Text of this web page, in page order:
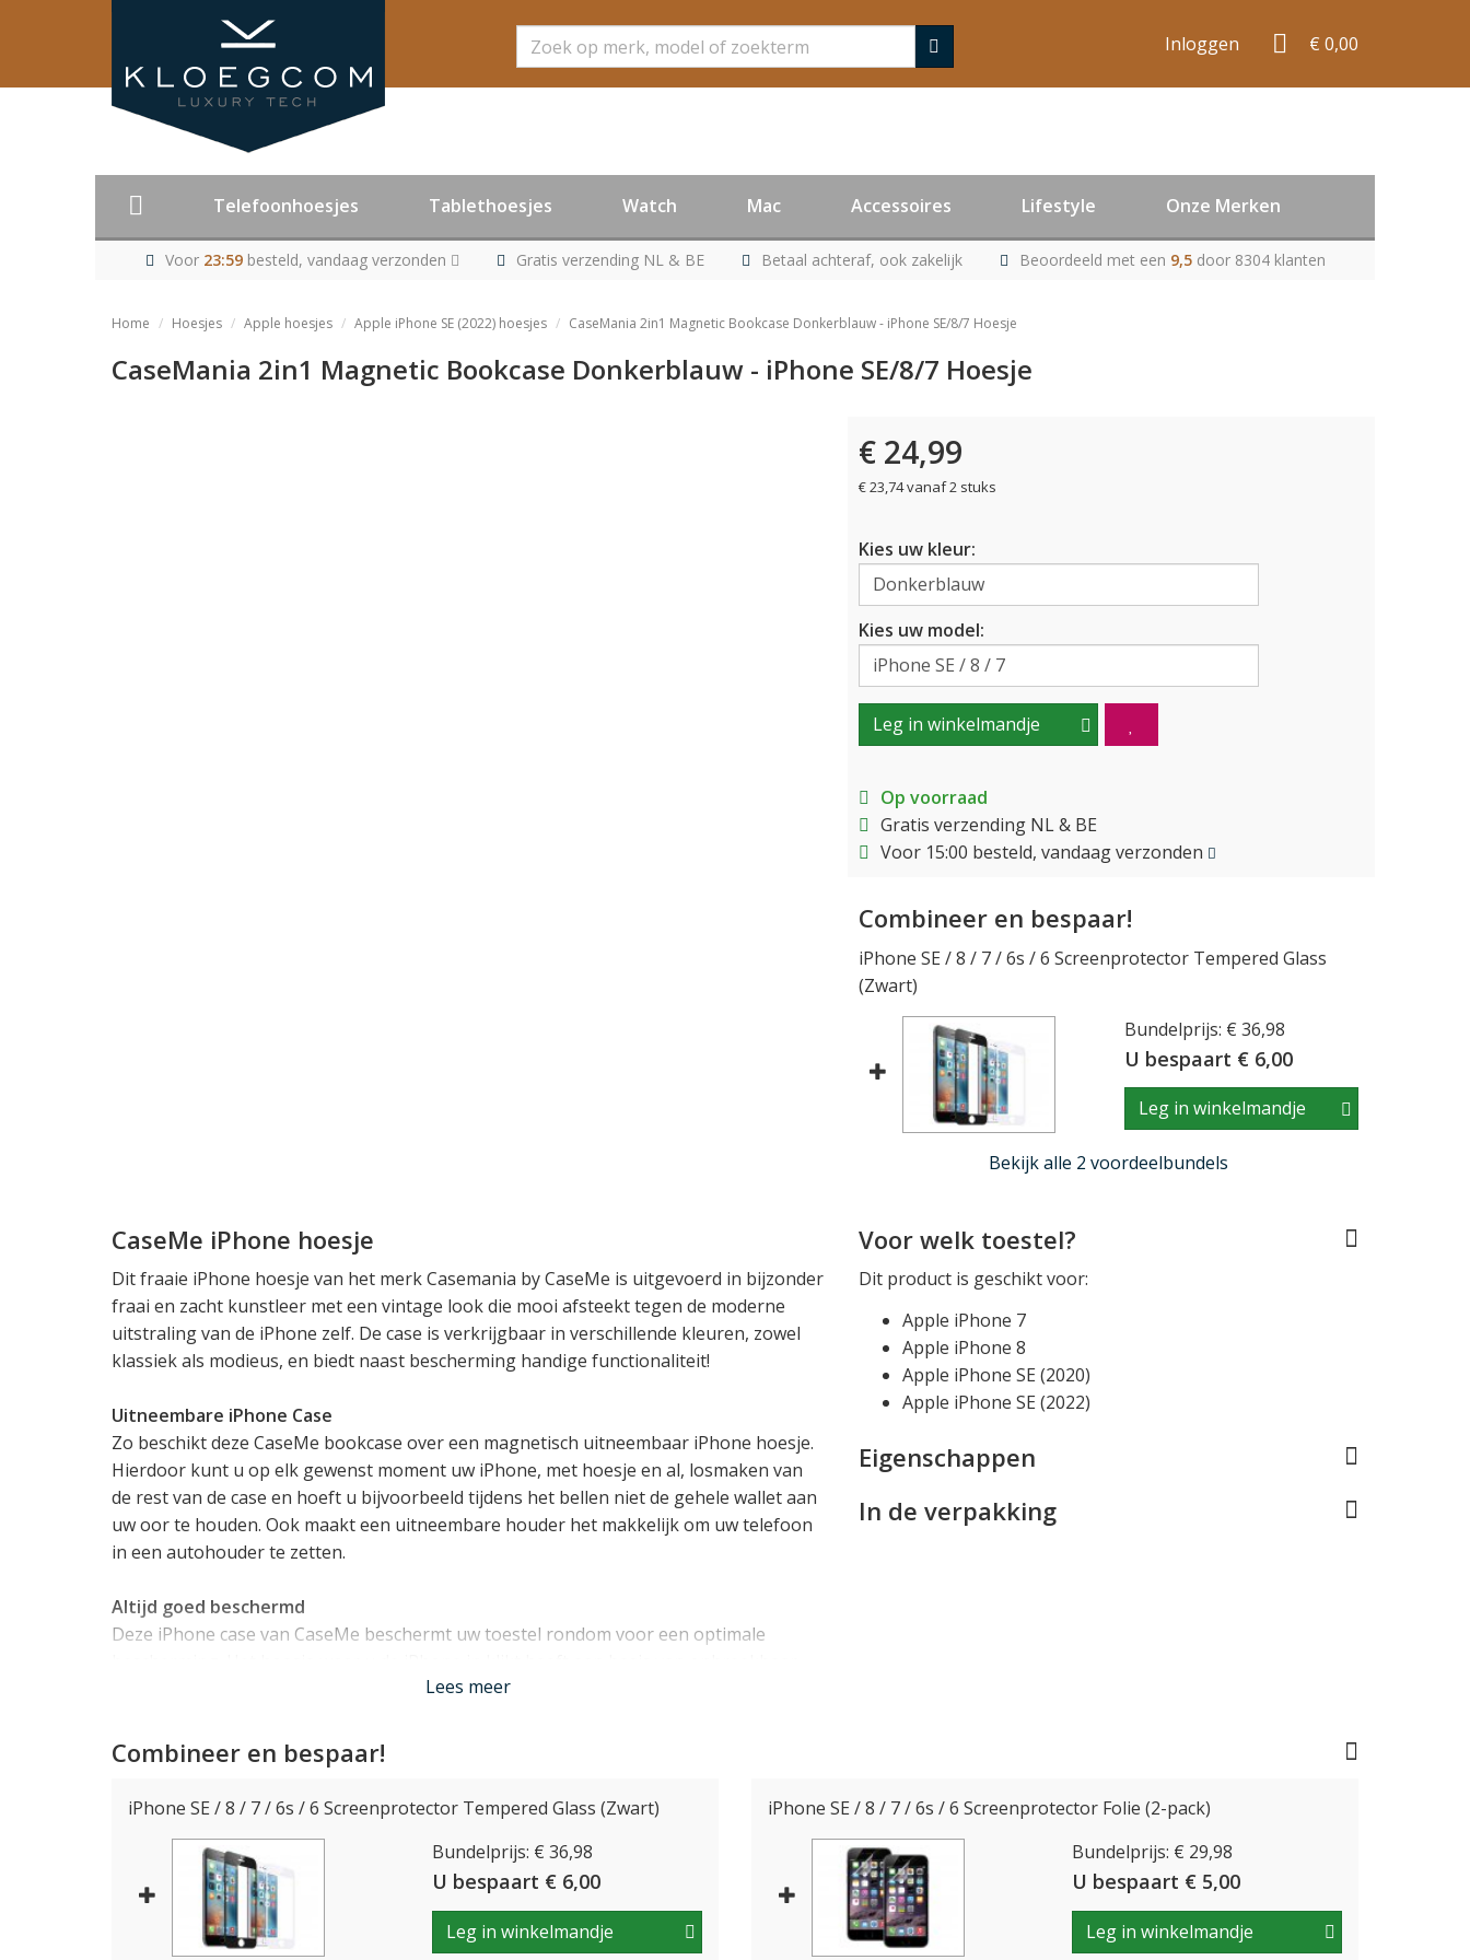
Zoeken Inloggen € 0,00
Telefoonhoesjes Tablethoesjes Watch Mac Accessoires Lifestyle Onze Merken
Voor 23:59besteld, vandaag verzonden Gratis verzending NL & BE Betaal achteraf, ook zakelijk Beoordeeld met een 9,5 door 8304 klanten
Home Hoesjes Apple hoesjes Apple iPhone SE (2022) hoesjes CaseMania 2in1 Magnetic Bookcase Donkerblauw - iPhone SE/8/7 Hoesje
CaseMania 2in1 Magnetic Bookcase Donkerblauw - iPhone SE/8/7 Hoesje
€ 24,99
€ 23,74 vanaf 2 stuks
Kies uw kleur:
Kies uw model:
Leg in winkelmandje
Op voorraad
Gratis verzending NL & BE
Voor 15:00 besteld, vandaag verzonden
Combineer en bespaar!
iPhone SE / 8 / 7 / 6s / 6 Screenprotector Tempered Glass
(Zwart)
Bundelprijs: € 36,98
U bespaart € 6,00
Leg in winkelmandje
Bekijk alle 2 voordeelbundels
CaseMe iPhone hoesje
Dit fraaie iPhone hoesje van het merk Casemania by CaseMe is uitgevoerd in bijzonder
fraai en zacht kunstleer met een vintage look die mooi afsteekt tegen de moderne
uitstraling van de iPhone zelf. De case is verkrijgbaar in verschillende kleuren, zowel
klassiek als modieus, en biedt naast bescherming handige functionaliteit!
Uitneembare iPhone Case
Zo beschikt deze CaseMe bookcase over een magnetisch uitneembaar iPhone hoesje.
Hierdoor kunt u op elk gewenst moment uw iPhone, met hoesje en al, losmaken van
de rest van de case en hoeft u bijvoorbeeld tijdens het bellen niet de gehele wallet aan
uw oor te houden. Ook maakt een uitneembare houder het makkelijk om uw telefoon
in een autohouder te zetten.
Altijd goed beschermd
Deze iPhone case van CaseMe beschermt uw toestel rondom voor een optimale
schokabsorberend TPU materiaal. Dit materiaal bedekt alle randen en hoeken, en
de omslag haalt is deze dus goed beschermd!
Precies op maat gemaakt
Dit CaseMe hoesje is speciaal ontworpen voor de iPhone SE (2020 en 2022), iPhone 8
en iPhone 7. De pasvorm voor deze toestellen is dan ook perfect! De case houdt hierbij
rekening met alle knopjes, aansluitingen en de camera's zodat uw iPhone normaal te
gebruiken blijft. De case biedt verder plek aan 3 pasjes en bevat een groter steekvakje
voor briefgeld of bonnetjes.
Lees meer
Voor welk toestel?
Dit product is geschikt voor:
Apple iPhone 7
Apple iPhone 8
Apple iPhone SE (2020)
Apple iPhone SE (2022)
Eigenschappen
In de verpakking
Combineer en bespaar!
iPhone SE / 8 / 7 / 6s / 6 Screenprotector Tempered Glass (Zwart)
Bundelprijs: € 36,98
U bespaart € 6,00
Leg in winkelmandje
iPhone SE / 8 / 7 / 6s / 6 Screenprotector Folie (2-pack)
Bundelprijs: € 29,98
U bespaart € 5,00
Leg in winkelmandje